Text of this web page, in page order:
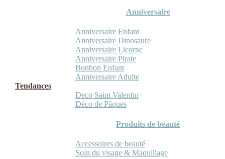
Anniversaire
Anniversaire Enfant
Anniversaire Dinosaure
Anniversaire Licorne
Anniversaire Pirate
Bonbon Enfant
Anniversaire Adulte
Tendances
Deco Saint Valentin
Déco de Pâques
Produits de beauté
Accessoires de beauté
Soin du visage & Maquillage